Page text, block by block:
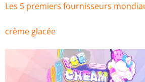
Les 5 premiers fournisseurs
crème glacée